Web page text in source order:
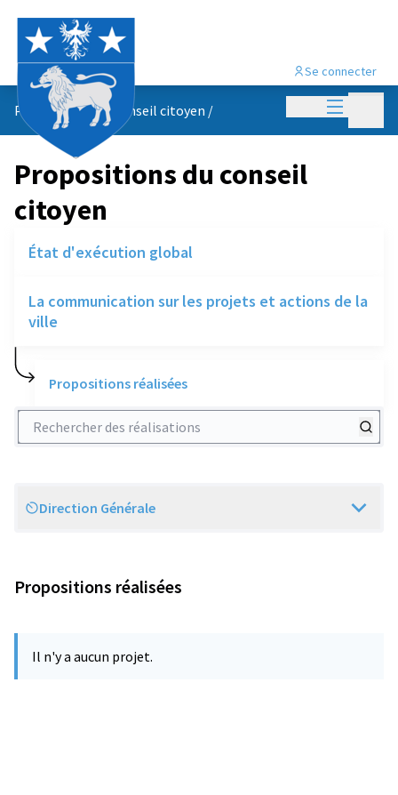
Menu
Se connecter
Propositions du conseil citoyen /
Propositions du conseil
citoyen
État d'exécution global
La communication sur les projets et actions de la
ville
Propositions réalisées
Rechercher des réalisations
Scope
Direction Générale
Propositions réalisées
Il n'y a aucun projet.